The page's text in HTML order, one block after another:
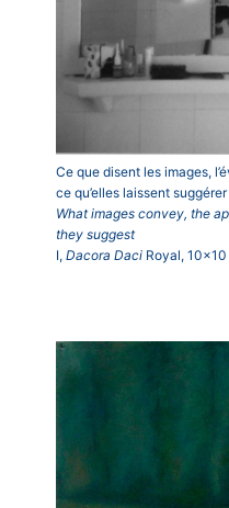
Ce que disent les images,
ce qu’elles laissent suggérer
What images convey, the
they suggest
I, Dacora Daci Royal,